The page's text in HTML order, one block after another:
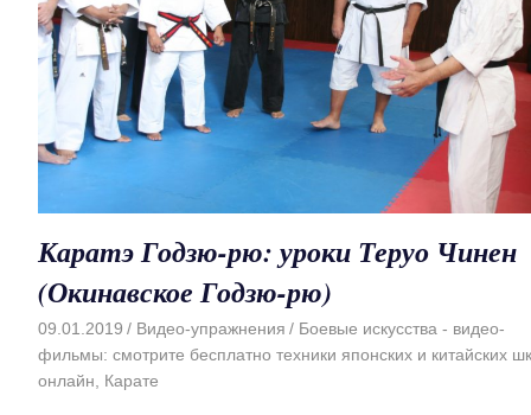
Каратэ Годзю-рю: уроки Теруо Чинен
(Окинавское Годзю-рю)
09.01.2019 Видео-упражнения
Боевые искусства - видео-
фильмы: смотрите бесплатно техники японских и китайских
онлайн
Карате